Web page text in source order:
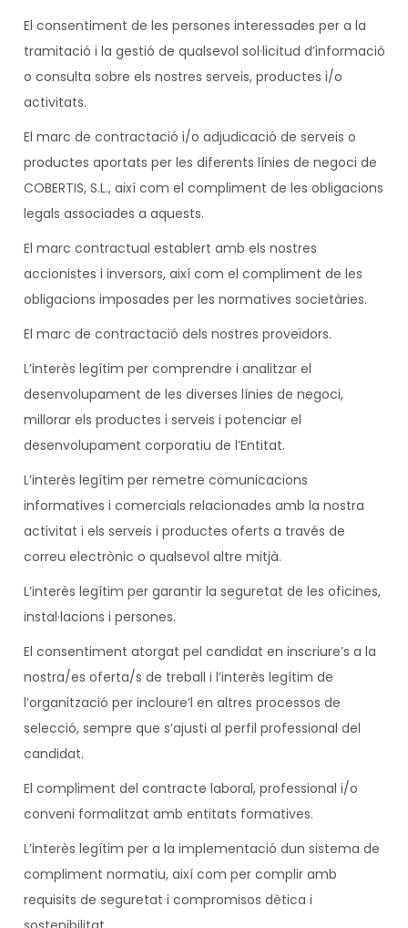
El consentiment de les persones interessades per a la
tramitació i la gestió de qualsevol sol·licitud d’informació
o consulta sobre els nostres serveis, productes i/o
activitats.
El marc de contractació i/o adjudicació de serveis o
productes aportats per les diferents línies de negoci de
COBERTIS, S.L., així com el compliment de les obligacions
legals associades a aquests.
El marc contractual establert amb els nostres
accionistes i inversors, així com el compliment de les
obligacions imposades per les normatives societàries.
El marc de contractació dels nostres proveïdors.
L’interès legítim per comprendre i analitzar el
desenvolupament de les diverses línies de negoci,
millorar els productes i serveis i potenciar el
desenvolupament corporatiu de l’Entitat.
L’interès legítim per remetre comunicacions
informatives i comercials relacionades amb la nostra
activitat i els serveis i productes oferts a través de
correu electrònic o qualsevol altre mitjà.
L’interès legítim per garantir la seguretat de les oficines,
instal·lacions i persones.
El consentiment atorgat pel candidat en inscriure’s a la
nostra/es oferta/s de treball i l’interès legítim de
l’organització per incloure’l en altres processos de
selecció, sempre que s’ajusti al perfil professional del
candidat.
El compliment del contracte laboral, professional i/o
conveni formalitzat amb entitats formatives.
L’interès legítim per a la implementació dun sistema de
compliment normatiu, així com per complir amb
requisits de seguretat i compromisos dètica i